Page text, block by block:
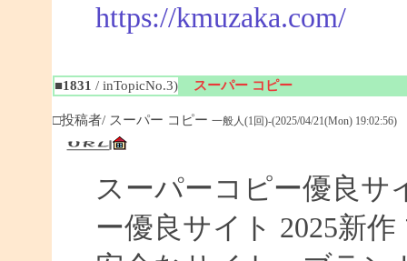
https://kmuzaka.com/
■1831 / inTopicNo.3) スーパー コピー
□投稿者/ スーパー コピー 一般人(1回)-(2025/04/21(Mon) 19:02:56)
スーパーコピー優良サ
ー優良サイト 2025新